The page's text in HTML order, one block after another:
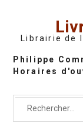
Librairie de